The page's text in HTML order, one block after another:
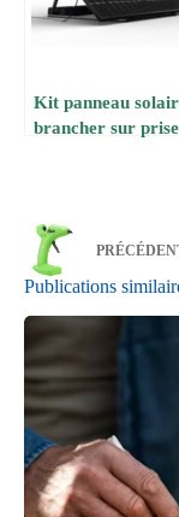
Kit panneau
brancher sur prise
Publications